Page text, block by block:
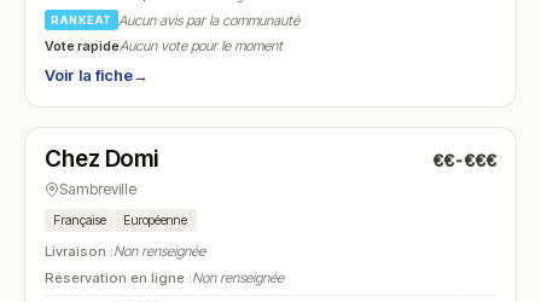
RANKEAT
Aucun avis par la communauté
Vote rapideAucun vote pour le moment
Voir la fiche→
N° 26
Chez Domi €€-€€€
Sambreville
Française Européenne
Livraison :Non renseignée
Réservation en ligne :Non renseignée